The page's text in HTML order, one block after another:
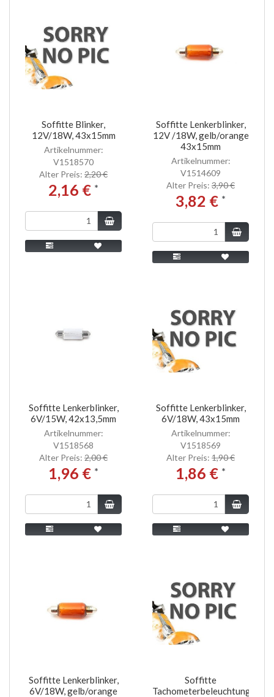
Soffitte Blinker,
12V/18W, 43x15mm
Artikelnummer:
V1518570
Alter Preis: 2,20 €
2,16 € *
Soffitte Lenkerblinker,
12V /18W, gelb/orange
43x15mm
Artikelnummer:
V1514609
Alter Preis: 3,90 €
3,82 € *
Soffitte Lenkerblinker,
6V/15W, 42x13,5mm
Artikelnummer:
V1518568
Alter Preis: 2,00 €
1,96 € *
Soffitte Lenkerblinker,
6V/18W, 43x15mm
Artikelnummer:
V1518569
Alter Preis: 1,90 €
1,86 € *
Soffitte Lenkerblinker,
6V/18W, gelb/orange
Soffitte
Tachometerbeleuchtung,